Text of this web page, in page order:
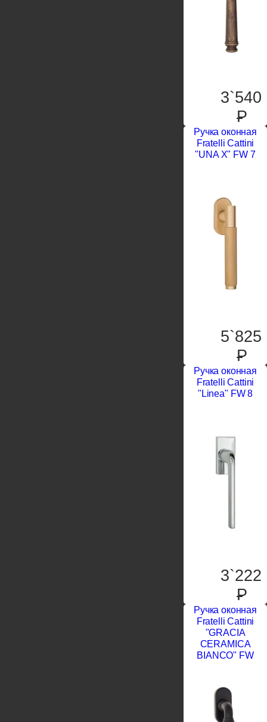
3`540
P
Ручка оконная
Fratelli Cattini
"UNA X" FW 7
5`825
P
Ручка оконная
Fratelli Cattini
"Linea" FW 8
3`222
P
Ручка оконная
Fratelli Cattini
"GRACIA
CERAMICA
BIANCO" FW